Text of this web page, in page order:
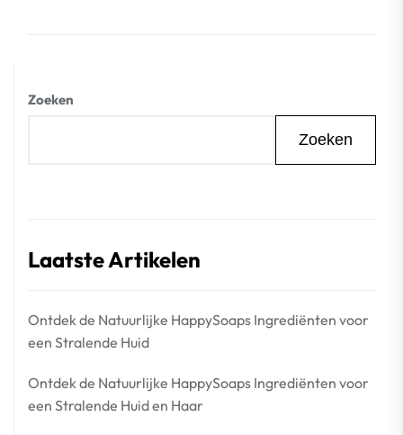
Zoeken
Zoeken
Laatste Artikelen
Ontdek de Natuurlijke HappySoaps Ingrediënten voor
een Stralende Huid
Ontdek de Natuurlijke HappySoaps Ingrediënten voor
een Stralende Huid en Haar